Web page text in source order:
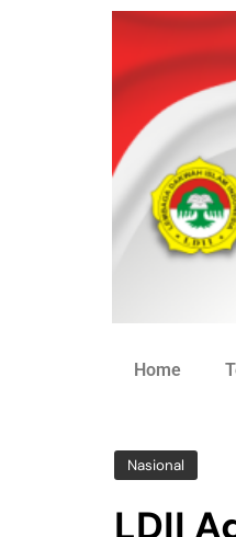
Home
Nasional
LDII